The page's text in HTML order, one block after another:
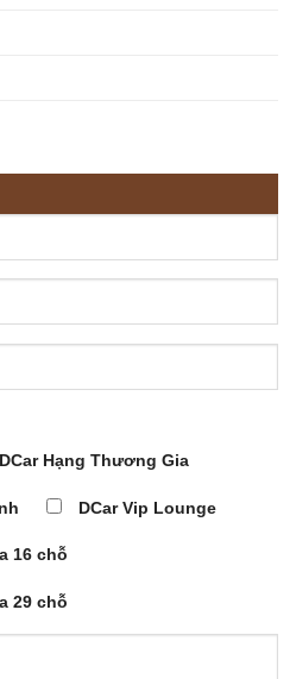
DCar Hạng Thương Gia
DCar Vip Lounge
16 chỗ
29 chỗ